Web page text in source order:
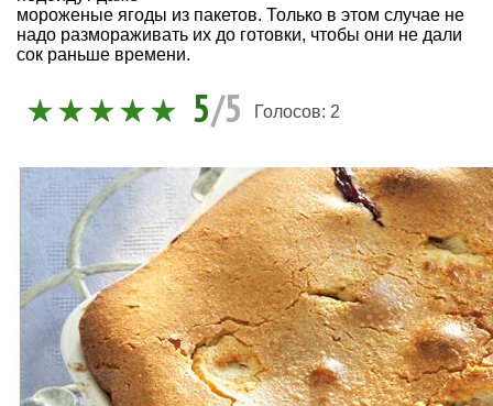
мороженые ягоды из пакетов. Только в этом случае не
надо размораживать их до готовки, чтобы они не дали
сок раньше времени.
5/5 Голосов: 2